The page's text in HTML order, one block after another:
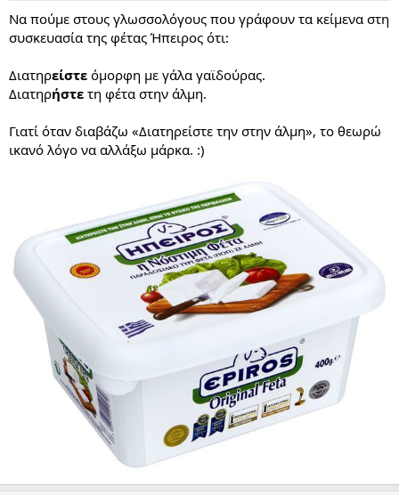
Να πούμε στους γλωσσολόγους που γράφουν τα κείμενα στη
συσκευασία της φέτας Ήπειρος ότι:
Διατηρείστε όμορφη με γάλα γαϊδούρας.
Διατηρήστε τη φέτα στην άλμη.
Γιατί όταν διαβάζω «Διατηρείστε την στην άλμη», το θεωρώ
ικανό λόγο να αλλάξω μάρκα. :)